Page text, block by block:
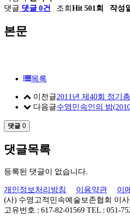
댓글 댓글 0건 조회 Hit 501회 작성
본문
목록
이전글2011년 제40회 정기
다음글수영민속인의 밤
댓글 0
댓글목록
등록된 댓글이 없습니다.
개인정보처리방침 이용약관 이
(사) 수영고적민속예술보존협회 이
고유번호 : 617-82-01569 TEL : 051-